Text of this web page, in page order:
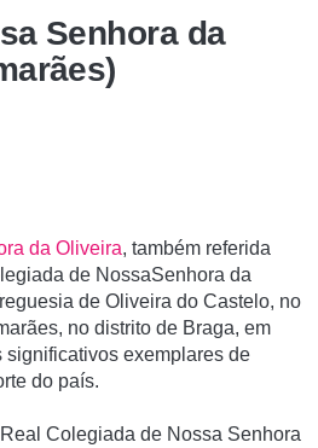
Senhora da
da Oliveira, também referida
de NossaSenhora da
de Oliveira do Castelo, no
no distrito de Braga, em
significativos exemplares de
do paí­s.
Colegiada de Nossa Senhora